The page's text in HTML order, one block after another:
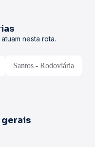
nesta rota.
Santos - Rodoviária